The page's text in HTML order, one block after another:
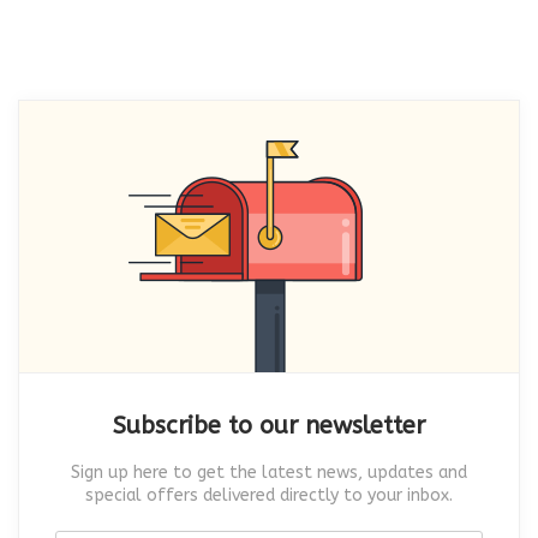
Subscribe to our newsletter
Sign up here to get the latest news, updates and
special offers delivered directly to your inbox.